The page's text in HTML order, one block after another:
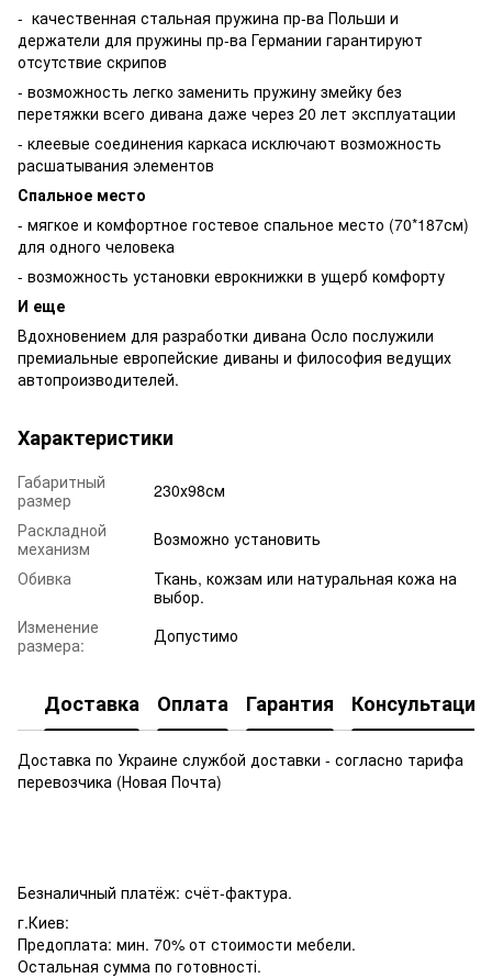
- качественная стальная пружина пр-ва Польши и
держатели для пружины пр-ва Германии гарантируют
отсутствие скрипов
- возможность легко заменить пружину змейку без
перетяжки всего дивана даже через 20 лет эксплуатации
- клеевые соединения каркаса исключают возможность
расшатывания элементов
Спальное место
- мягкое и комфортное гостевое спальное место (70*187см)
для одного человека
- возможность установки еврокнижки в ущерб комфорту
И еще
Вдохновением для разработки дивана Осло послужили
премиальные европейские диваны и философия ведущих
автопроизводителей.
Характеристики
Габаритный
размер
230х98см
Раскладной
механизм
Возможно установить
Обивка
Ткань, кожзам или натуральная кожа на
выбор.
Изменение
размера:
Допустимо
Доставка Оплата Гарантия Консультация
Доставка по Украине службой доставки - согласно тарифа
перевозчика (Новая Почта)
Безналичный платёж: счёт-фактура.
г.Киев:
Предоплата: мин. 70% от стоимости мебели.
Остальная сумма по готовності.